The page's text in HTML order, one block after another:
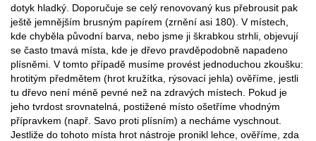
dotyk hladký. Doporučuje se celý renovovaný kus přebrousit pak
ještě jemnějším brusným papírem (zrnění asi 180). V místech,
kde chyběla původní barva, nebo jsme ji škrabkou strhli, objevují
se často tmavá místa, kde je dřevo pravděpodobně napadeno
plísněmi. V tomto případě musíme provést jednoduchou zkoušku:
hrotitým předmětem (hrot kružítka, rýsovací jehla) ověříme, jestli
tu dřevo není méně pevné než na zdravých místech. Pokud je
jeho tvrdost srovnatelná, postižené místo ošetříme vhodným
přípravkem (např. Savo proti plísním) a necháme vyschnout.
Jestliže do tohoto místa hrot nástroje pronikl lehce, ověříme, zda